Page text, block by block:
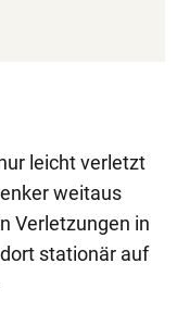
leicht verletzt
weitaus
Verletzungen in
stationär auf